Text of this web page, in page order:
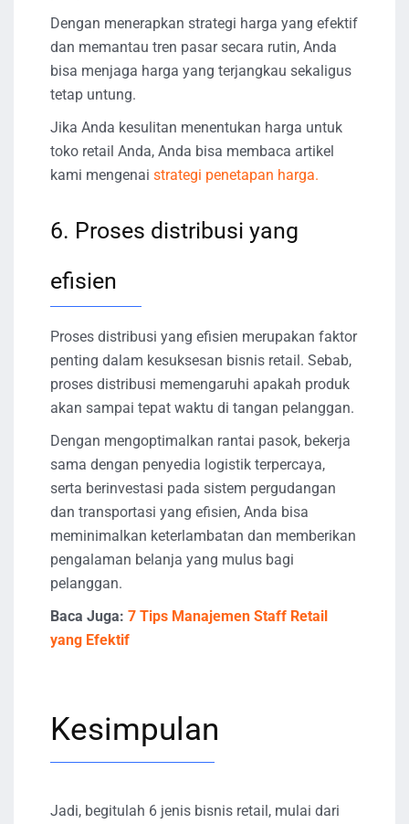
Dengan menerapkan strategi harga yang efektif
dan memantau tren pasar secara rutin, Anda
bisa menjaga harga yang terjangkau sekaligus
tetap untung.
Jika Anda kesulitan menentukan harga untuk
toko retail Anda, Anda bisa membaca artikel
kami mengenai strategi penetapan harga.
6. Proses distribusi yang
efisien
Proses distribusi yang efisien merupakan faktor
penting dalam kesuksesan bisnis retail. Sebab,
proses distribusi memengaruhi apakah produk
akan sampai tepat waktu di tangan pelanggan.
Dengan mengoptimalkan rantai pasok, bekerja
sama dengan penyedia logistik terpercaya,
serta berinvestasi pada sistem pergudangan
dan transportasi yang efisien, Anda bisa
meminimalkan keterlambatan dan memberikan
pengalaman belanja yang mulus bagi
pelanggan.
Baca Juga: 7 Tips Manajemen Staff Retail
yang Efektif
Kesimpulan
Jadi, begitulah 6 jenis bisnis retail, mulai dari